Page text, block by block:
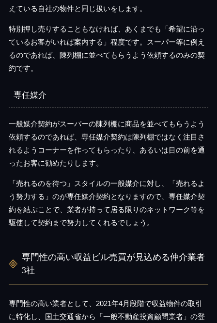
えている自社の物件と同じ扱いをします。
特別押し売りすることもなければ、あくまでも「希望に沿っ
ているお客がいれば案内する」程度です。スーパー等に例え
るのであれば、陳列棚に並べてもらうよう依頼するのみの契
約です。
専任媒介
一般媒介契約がスーパーの陳列棚に商品を並べてもらうよう
依頼するのであれば、専任媒介契約は陳列棚ではなく注目さ
れるようコーナーを作ってもらったり、あるいは目の前を通
ったお客に勧めたりします。
「売れるのを待つ」スタイルの一般媒介に対し、「売れるよ
う努力する」のが専任媒介契約となりますので、専任媒介契
約を結ぶことで、業者が持って居る限りのネットワーク等を
駆使して契約まで努力してくれるでしょう。
専門性の高い収益ビル売買が見込める仲介業者
3社
専門性の高い業者として、2021年4月段階で収益物件の取引
に特化し、国土交通省から「一般不動産投資顧問業者」の登